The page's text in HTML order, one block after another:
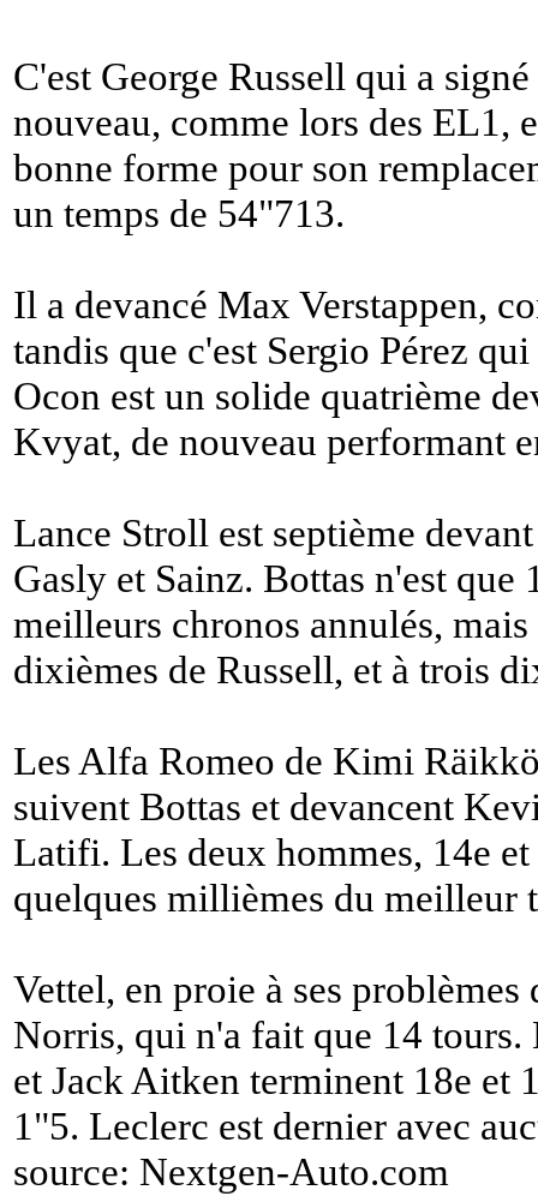
C'est George Russell qui a
nouveau, comme lors des EL1,
bonne forme pour son
un temps de 54"713.
Il a devancé Max Verstappen,
tandis que c'est Sergio Pérez
Ocon est un solide quatrième
Kvyat, de nouveau performant
Lance Stroll est septième
Gasly et Sainz. Bottas n'est que
meilleurs chronos annulés,
dixièmes de Russell, et à trois
Les Alfa Romeo de Kimi
suivent Bottas et devancent
Latifi. Les deux hommes, 14e
quelques millièmes du meilleur
Vettel, en proie à ses
Norris, qui n'a fait que 14
et Jack Aitken terminent 18e et
1"5. Leclerc est dernier avec
source: Nextgen-Auto.com